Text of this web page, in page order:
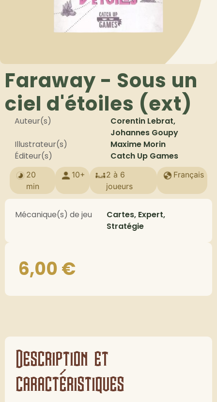
Faraway - Sous un
ciel d'étoiles (ext)
Auteur(s)
Corentin Lebrat,
Johannes Goupy
Illustrateur(s)
Maxime Morin
Éditeur(s)
Catch Up Games
20
min
10+
2 à 6
joueurs
Français
Mécanique(s) de jeu
Cartes, Expert,
Stratégie
6,00€
Description et
caractéristiques